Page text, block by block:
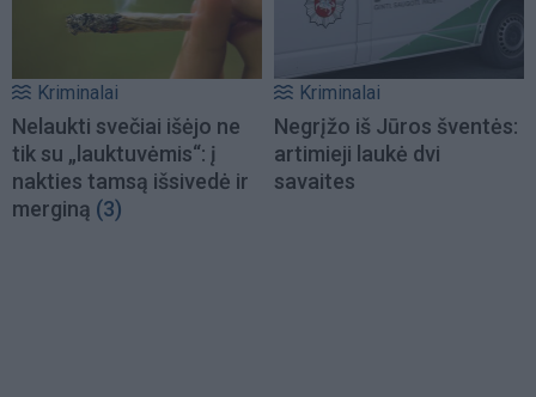
Kriminalai
Nelaukti svečiai išėjo ne
tik su „lauktuvėmis“: į
nakties tamsą išsivedė ir
merginą (3)
Kriminalai
Negrįžo iš Jūros šventės:
artimieji laukė dvi
savaites